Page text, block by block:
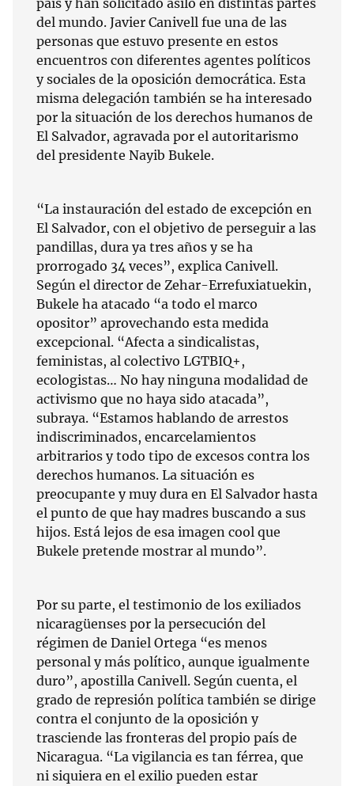
país y han solicitado asilo en distintas partes
del mundo. Javier Canivell fue una de las
personas que estuvo presente en estos
encuentros con diferentes agentes políticos
y sociales de la oposición democrática. Esta
misma delegación también se ha interesado
por la situación de los derechos humanos de
El Salvador, agravada por el autoritarismo
del presidente Nayib Bukele.
“La instauración del estado de excepción en
El Salvador, con el objetivo de perseguir a las
pandillas, dura ya tres años y se ha
prorrogado 34 veces”, explica Canivell.
Según el director de Zehar-Errefuxiatuekin,
Bukele ha atacado “a todo el marco
opositor” aprovechando esta medida
excepcional. “Afecta a sindicalistas,
feministas, al colectivo LGTBIQ+,
ecologistas… No hay ninguna modalidad de
activismo que no haya sido atacada”,
subraya. “Estamos hablando de arrestos
indiscriminados, encarcelamientos
arbitrarios y todo tipo de excesos contra los
derechos humanos. La situación es
preocupante y muy dura en El Salvador hasta
el punto de que hay madres buscando a sus
hijos. Está lejos de esa imagen cool que
Bukele pretende mostrar al mundo”.
Por su parte, el testimonio de los exiliados
nicaragüenses por la persecución del
régimen de Daniel Ortega “es menos
personal y más político, aunque igualmente
duro”, apostilla Canivell. Según cuenta, el
grado de represión política también se dirige
contra el conjunto de la oposición y
trasciende las fronteras del propio país de
Nicaragua. “La vigilancia es tan férrea, que
ni siquiera en el exilio pueden estar